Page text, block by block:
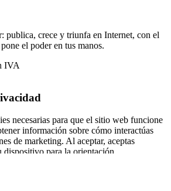
publica, crece y triunfa en Internet, con el
el poder en tus manos.
IVA
necesarias para que el sitio web funcione
información sobre cómo interactúas
de marketing. Al aceptar, aceptas
dispositivo para la orientación,